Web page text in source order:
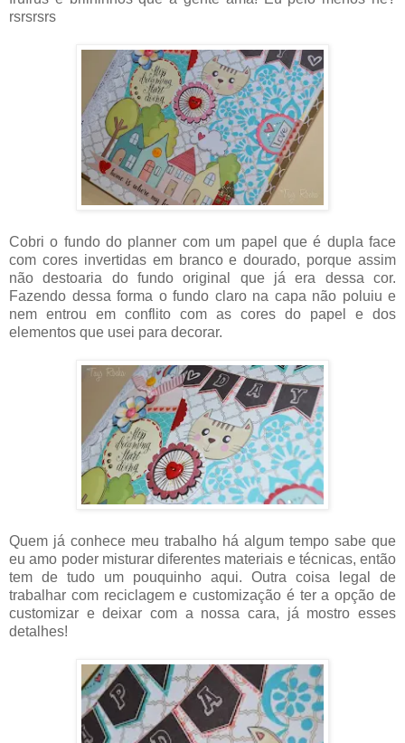
rsrsrsrs
Cobri o fundo do planner com um papel que é dupla face
com cores invertidas em branco e dourado, porque assim
não destoaria do fundo original que já era dessa cor.
Fazendo dessa forma o fundo claro na capa não poluiu e
nem entrou em conflito com as cores do papel e dos
elementos que usei para decorar.
Quem já conhece meu trabalho há algum tempo sabe que
eu amo poder misturar diferentes materiais e técnicas, então
tem de tudo um pouquinho aqui. Outra coisa legal de
trabalhar com reciclagem e customização é ter a opção de
customizar e deixar com a nossa cara, já mostro esses
detalhes!